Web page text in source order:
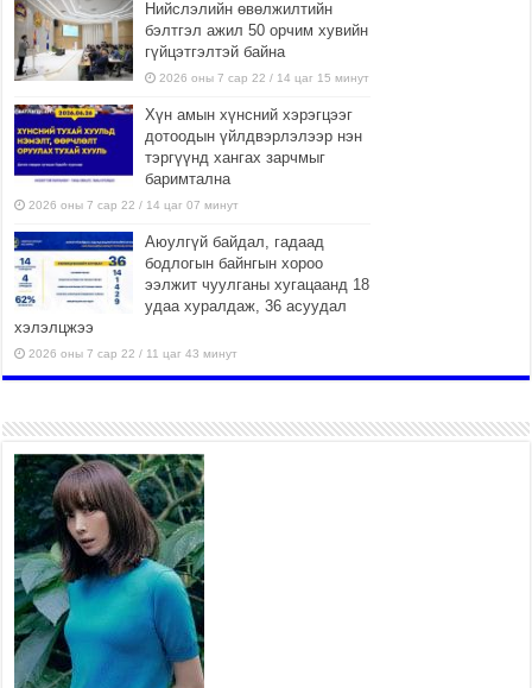
Нийслэлийн өвөлжилтийн
бэлтгэл ажил 50 орчим хувийн
гүйцэтгэлтэй байна
2026 оны 7 сар 22 / 14 цаг 15 минут
Хүн амын хүнсний хэрэгцээг
дотоодын үйлдвэрлэлээр нэн
тэргүүнд хангах зарчмыг
баримтална
2026 оны 7 сар 22 / 14 цаг 07 минут
Аюулгүй байдал, гадаад
бодлогын байнгын хороо
ээлжит чуулганы хугацаанд 18
удаа хуралдаж, 36 асуудал
хэлэлцжээ
2026 оны 7 сар 22 / 11 цаг 43 минут
боломжтой-Хүүхэд хөгжүүлэх
төв” байгуулах төсөлд төр,
хувийн хэвшлийн түншлэлийн хүрээнд хамтран
ажиллахыг урьж байна
2026 оны 7 сар 22 / 9 цаг 28 минут
Б.Пүрэвдагва: “Урт цагаан”-ыг
залуучууд чөлөөт цагаа
өнгөрүүлдэг, жуулчид зорьж
ирдэг цэг болгоно
2026 оны 7 сар 21 / 16 цаг 47 минут